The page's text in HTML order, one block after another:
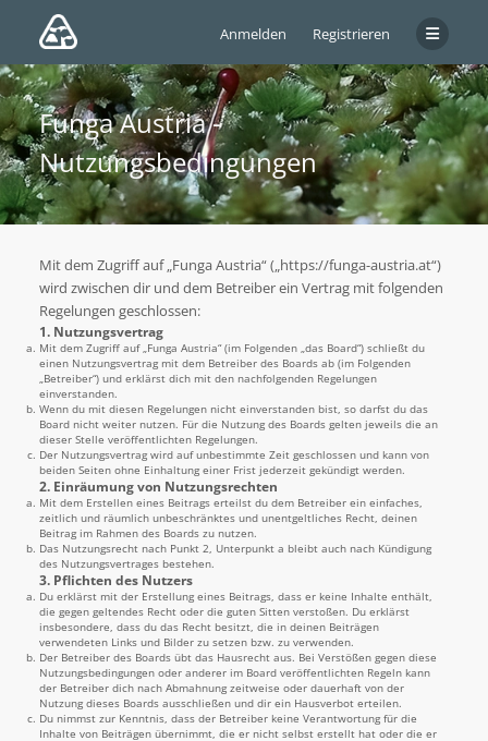
Anmelden Registrieren
Funga Austria -
Nutzungsbedingungen
Mit dem Zugriff auf „Funga Austria“ („https://funga-austria.at“)
wird zwischen dir und dem Betreiber ein Vertrag mit folgenden
Regelungen geschlossen:
1. Nutzungsvertrag
Mit dem Zugriff auf „Funga Austria“ (im Folgenden „das Board“) schließt du
einen Nutzungsvertrag mit dem Betreiber des Boards ab (im Folgenden
„Betreiber“) und erklärst dich mit den nachfolgenden Regelungen
einverstanden.
Wenn du mit diesen Regelungen nicht einverstanden bist, so darfst du das
Board nicht weiter nutzen. Für die Nutzung des Boards gelten jeweils die an
dieser Stelle veröffentlichten Regelungen.
Der Nutzungsvertrag wird auf unbestimmte Zeit geschlossen und kann von
beiden Seiten ohne Einhaltung einer Frist jederzeit gekündigt werden.
2. Einräumung von Nutzungsrechten
Mit dem Erstellen eines Beitrags erteilst du dem Betreiber ein einfaches,
zeitlich und räumlich unbeschränktes und unentgeltliches Recht, deinen
Beitrag im Rahmen des Boards zu nutzen.
Das Nutzungsrecht nach Punkt 2, Unterpunkt a bleibt auch nach Kündigung
des Nutzungsvertrages bestehen.
3. Pflichten des Nutzers
Du erklärst mit der Erstellung eines Beitrags, dass er keine Inhalte enthält,
die gegen geltendes Recht oder die guten Sitten verstoßen. Du erklärst
insbesondere, dass du das Recht besitzt, die in deinen Beiträgen
verwendeten Links und Bilder zu setzen bzw. zu verwenden.
Der Betreiber des Boards übt das Hausrecht aus. Bei Verstößen gegen diese
Nutzungsbedingungen oder anderer im Board veröffentlichten Regeln kann
der Betreiber dich nach Abmahnung zeitweise oder dauerhaft von der
Nutzung dieses Boards ausschließen und dir ein Hausverbot erteilen.
Du nimmst zur Kenntnis, dass der Betreiber keine Verantwortung für die
Inhalte von Beiträgen übernimmt, die er nicht selbst erstellt hat oder die er